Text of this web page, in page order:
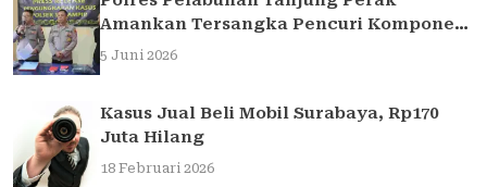
Amankan Tersangka Pencuri Komponen
Traffic Light di Surabaya
5 Juni 2026
Kasus Jual Beli Mobil Surabaya, Rp170
Juta Hilang
18 Februari 2026